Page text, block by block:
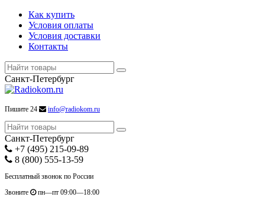
Как купить
Условия оплаты
Условия доставки
Контакты
Санкт-Петербург
Пишите 24 info@radiokom.ru
Санкт-Петербург
+7 (495) 215-09-89
8 (800) 555-13-59
Бесплатный звонок по России
Звоните
пн—пт 09:00—18:00